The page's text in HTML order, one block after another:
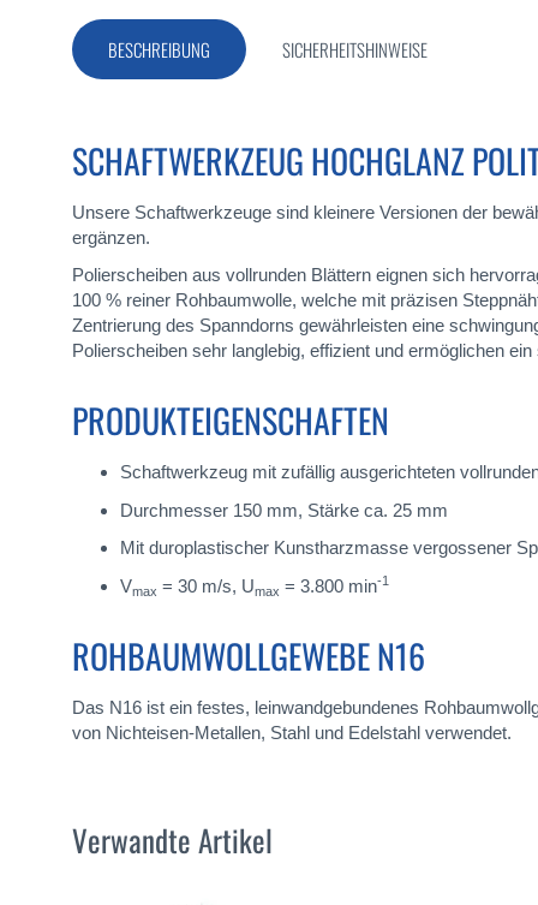
springen
BESCHREIBUNG
SCHAFTWERKZEUG HOCHGLANZ
Unsere Schaftwerkzeuge sind kleinere Versionen der
ergänzen.
Polierscheiben aus vollrunden Blättern eignen sich
100 % reiner Rohbaumwolle, welche mit präzisen
Zentrierung des Spanndorns gewährleisten eine
Polierscheiben sehr langlebig, effizient und ermöglichen
PRODUKTEIGENSCHAFTEN
Schaftwerkzeug mit zufällig ausgerichteten
Durchmesser 150 mm, Stärke ca. 25 mm
Mit duroplastischer Kunstharzmasse vergossener
Vmax = 30 m/s, Umax = 3.800 min-1
ROHBAUMWOLLGEWEBE N16
Das N16 ist ein festes, leinwandgebundenes
von Nichteisen-Metallen, Stahl und Edelstahl verwendet.
SICHERHEITSHINWEISE
Verwandte Artikel